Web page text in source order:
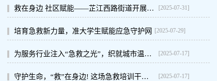
救在身边 社区赋能——芷江西路街道开展应急救护培训 [2025-07-31]
培育急救新力量，准大学生赋能应急守护网 [2025-07-29]
为服务行业注入“急救之光”，织就城市温暖守护网 [2025-07-17]
守护生命，“救”在身边! 这场急救培训干货满满 [2025-07-17]